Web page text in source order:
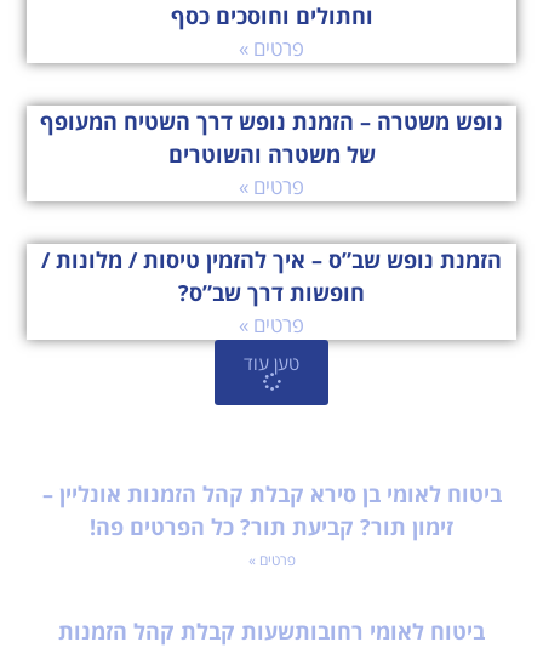
וחתולים וחוסכים כסף
פרטים »
נופש משטרה – הזמנת נופש דרך השטיח המעופף
של משטרה והשוטרים
פרטים »
הזמנת נופש שב”ס – איך להזמין טיסות / מלונות /
חופשות דרך שב”ס?
פרטים »
טען עוד
ביטוח לאומי בן סירא קבלת קהל הזמנות אונליין –
זימון תור? קביעת תור? כל הפרטים פה!
פרטים »
ביטוח לאומי רחובותשעות קבלת קהל הזמנות